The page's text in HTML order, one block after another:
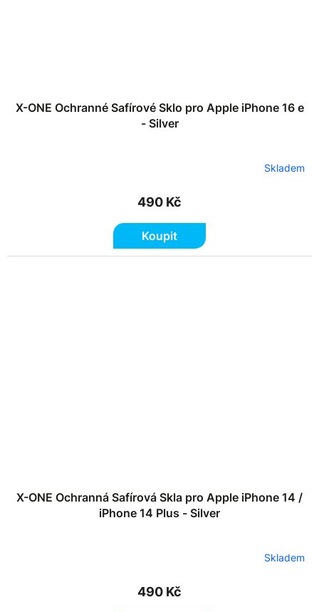
X-ONE Ochranné Safírové Sklo pro Apple iPhone 16 e
- Silver
Skladem
490 Kč
Koupit
X-ONE Ochranná Safírová Skla pro Apple iPhone 14 /
iPhone 14 Plus - Silver
Skladem
490 Kč